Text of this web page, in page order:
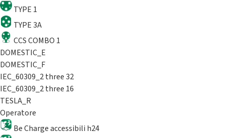
TYPE 1
TYPE 3A
CCS COMBO 1
DOMESTIC_E
DOMESTIC_F
IEC_60309_2 three 32
IEC_60309_2 three 16
TESLA_R
Operatore
Be Charge accessibili h24